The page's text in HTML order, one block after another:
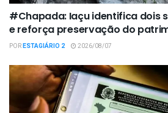
#Chapada: Iaçu identifica dois
e reforça preservação do
PORESTAGIÁRIO 2 2026/08/07